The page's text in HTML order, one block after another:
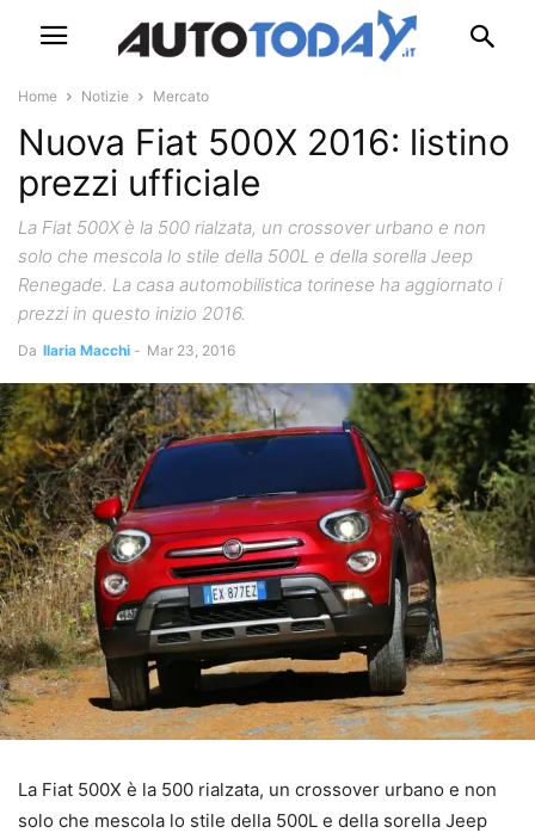
Home Notizie Mercato
Nuova Fiat 500X 2016: listino
prezzi ufficiale
La Fiat 500X è la 500 rialzata, un crossover urbano e non
solo che mescola lo stile della 500L e della sorella Jeep
Renegade. La casa automobilistica torinese ha aggiornato i
prezzi in questo inizio 2016.
Da Ilaria Macchi - Mar 23, 2016
La Fiat 500X è la 500 rialzata, un crossover urbano e non
solo che mescola lo stile della 500L e della sorella Jeep